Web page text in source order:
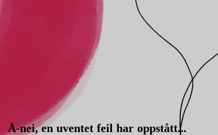
Å-nei, en uventet feil har oppstått...